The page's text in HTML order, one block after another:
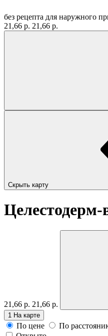
без рецепта для наружного
21,66 р. 21,66 р.
Скрыть карту
Целестодерм-
21,66 р. 21,66 р.
1 На карте
По цене
По